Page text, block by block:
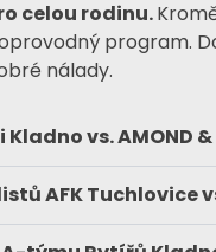
celou rodinu.
program.
nálady.
vs. AMOND
AFK Tuchlovice